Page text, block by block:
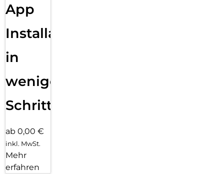
App
Installation
in
wenigen
Schritten
ab 0,00 €
inkl. MwSt.
Mehr
erfahren